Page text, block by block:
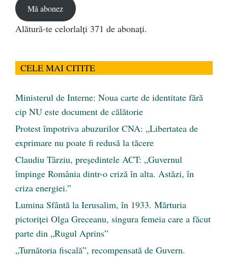
Mă abonez
Alătură-te celorlalți 371 de abonați.
CELE MAI CITITE
Ministerul de Interne: Noua carte de identitate fără
cip NU este document de călătorie
Protest împotriva abuzurilor CNA: „Libertatea de
exprimare nu poate fi redusă la tăcere
Claudiu Târziu, președintele ACT: „Guvernul
împinge România dintr-o criză în alta. Astăzi, în
criza energiei.”
Lumina Sfântă la Ierusalim, în 1933. Mărturia
pictoriței Olga Greceanu, singura femeia care a făcut
parte din „Rugul Aprins”
„Turnătoria fiscală”, recompensată de Guvern.